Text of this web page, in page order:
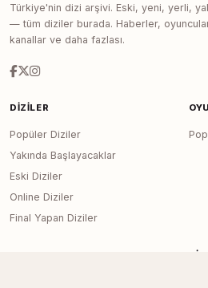
Türkiye'nin dizi arşivi. Eski, yeni, yerli,
— tüm diziler burada. Haberler,
kanallar ve daha fazlası.
DIZILER
Popüler Diziler
Yakında Başlayacaklar
Eski Diziler
Online Diziler
Final Yapan Diziler
SITE